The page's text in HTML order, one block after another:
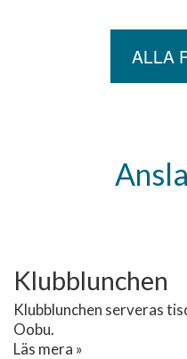
ALLA
Klubblunchen
Klubblunchen serveras
Oobu.
Läs mera »